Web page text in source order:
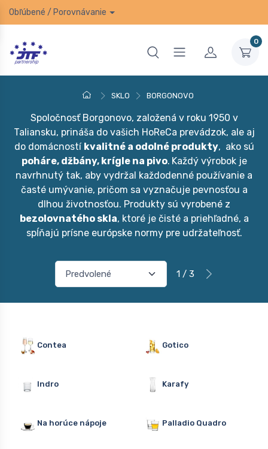
Obľúbené / Porovnávanie
0
SKLO BORGONOVO
Spoločnosť Borgonovo, založená v roku 1950 v
Taliansku, prináša do vašich HoReCa prevádzok, ale aj
do domácností kvalitné a odolné produkty, ako sú
poháre, džbány, krígle na pivo. Každý výrobok je
navrhnutý tak, aby vydržal každodenné používanie a
časté umývanie, pričom sa vyznačuje pevnosťou a
dlhou životnosťou. Produkty sú vyrobené z
bezolovnatého skla, ktoré je čisté a priehľadné, a
spĺňajú prísne európske normy pre udržateľnosť.
1 / 3
Contea Gotico
Indro Karafy
Na horúce nápoje Palladio Quadro